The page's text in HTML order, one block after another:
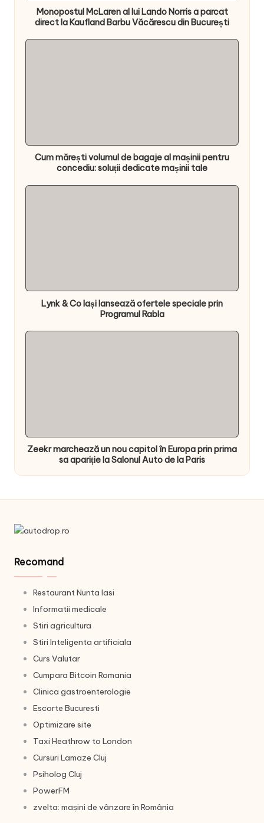
Monopostul McLaren al lui Lando Norris a parcat
direct la Kaufland Barbu Văcărescu din București
Cum mărești volumul de bagaje al mașinii pentru
concediu: soluții dedicate mașinii tale
Lynk & Co Iași lansează ofertele speciale prin
Programul Rabla
Zeekr marchează un nou capitol în Europa prin prima
sa apariție la Salonul Auto de la Paris
Recomand
Restaurant Nunta Iasi
Informatii medicale
Stiri agricultura
Stiri Inteligenta artificiala
Curs Valutar
Cumpara Bitcoin Romania
Clinica gastroenterologie
Escorte Bucuresti
Optimizare site
Taxi Heathrow to London
Cursuri Lamaze Cluj
Psiholog Cluj
PowerFM
zvelta: mașini de vânzare în România